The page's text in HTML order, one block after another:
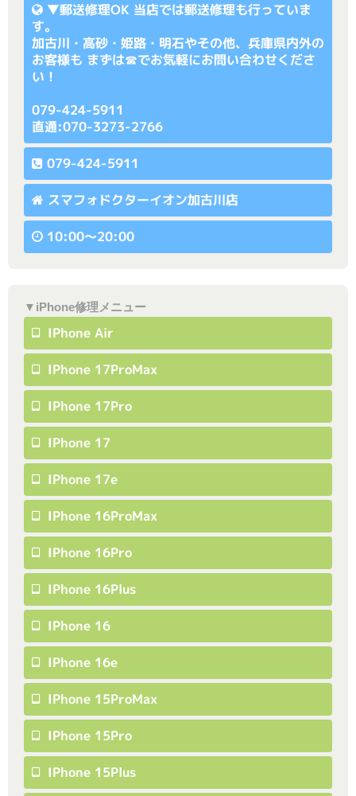
▼郵送修理OK 当店では郵送修理も行っていま
す。
加古川・高砂・姫路・明石やその他、兵庫県内外の
お客様も まずは☎でお気軽にお問い合わせくださ
い！
079-424-5911
直通:070-3273-2766
079-424-5911
スマフォドクターイオン加古川店
10:00〜20:00
▼iPhone修理メニュー
IPhone Air
IPhone 17ProMax
IPhone 17Pro
IPhone 17
IPhone 17e
IPhone 16ProMax
IPhone 16Pro
IPhone 16Plus
IPhone 16
IPhone 16e
IPhone 15ProMax
IPhone 15Pro
IPhone 15Plus